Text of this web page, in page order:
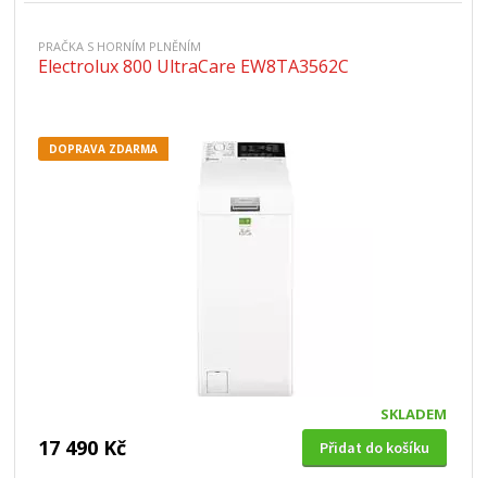
PRAČKA S HORNÍM PLNĚNÍM
Electrolux 800 UltraCare EW8TA3562C
DOPRAVA ZDARMA
SKLADEM
17 490 Kč Přidat do košíku